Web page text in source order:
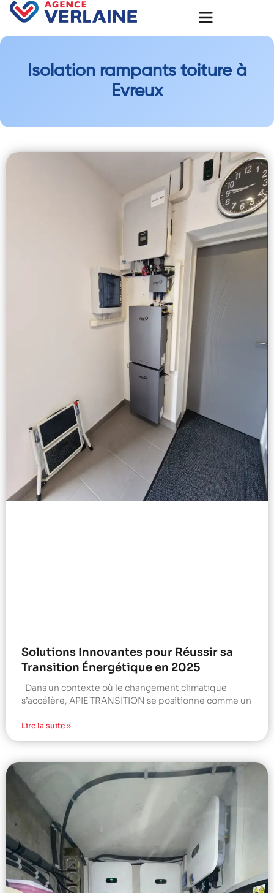
Isolation rampants toiture à
Evreux
Solutions Innovantes pour Réussir sa
Transition Énergétique en 2025
Dans un contexte où le changement climatique
s’accélère, APIE TRANSITION se positionne comme un
Lire la suite »